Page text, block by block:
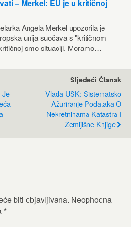
– Merkel: EU je u kritičnoj
Angela Merkel upozorila je
unija suočava s "kritičnom
smo situaciji. Moramo…
Je
Sljedeći Članak
Vlada USK: Sistematsko
Ažuriranje Podataka O
Nekretninama Katastra I
Zemljišne Knjige
biti objavljivana. Neophodna
*